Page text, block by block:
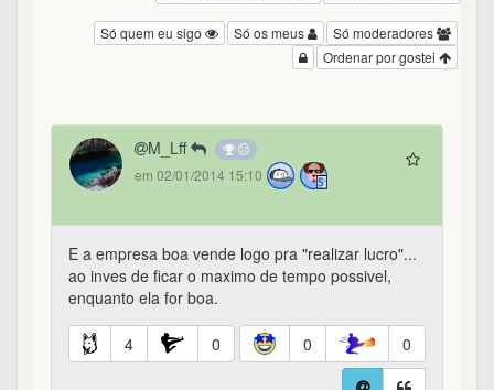
Só moderadores
Só os meus
Só quem eu sigo
Ordenar por gostei
M_Lff
em 02/01/2014 15:10
E a empresa boa vende logo pra "realizar lucro"...
ao inves de ficar o maximo de tempo possivel,
enquanto ela for boa.
4 0 0 0